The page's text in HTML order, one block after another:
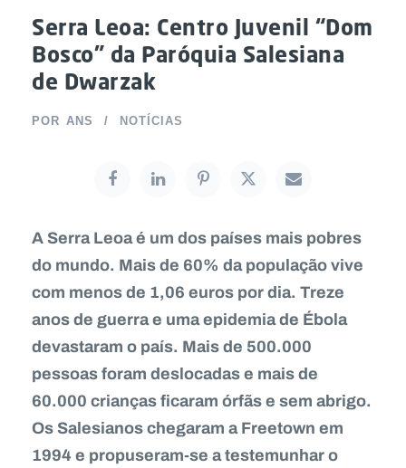
Serra Leoa: Centro Juvenil “Dom
Bosco” da Paróquia Salesiana
de Dwarzak
POR ANS NOTÍCIAS
A Serra Leoa é um dos países mais pobres
do mundo. Mais de 60% da população vive
com menos de 1,06 euros por dia. Treze
anos de guerra e uma epidemia de Ébola
devastaram o país. Mais de 500.000
pessoas foram deslocadas e mais de
60.000 crianças ficaram órfãs e sem abrigo.
Os Salesianos chegaram a Freetown em
1994 e propuseram-se a testemunhar o